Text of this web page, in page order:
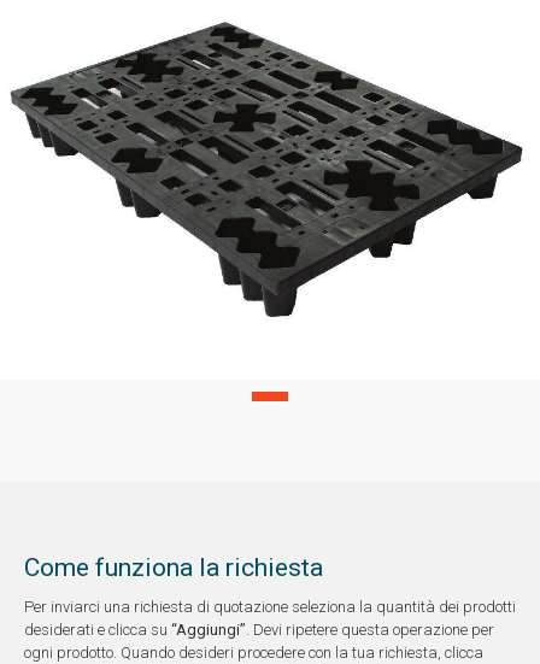
Come funziona la richiesta
Per inviarci una richiesta di quotazione seleziona la quantità dei prodotti
desiderati e clicca su “Aggiungi”. Devi ripetere questa operazione per
ogni prodotto. Quando desideri procedere con la tua richiesta, clicca